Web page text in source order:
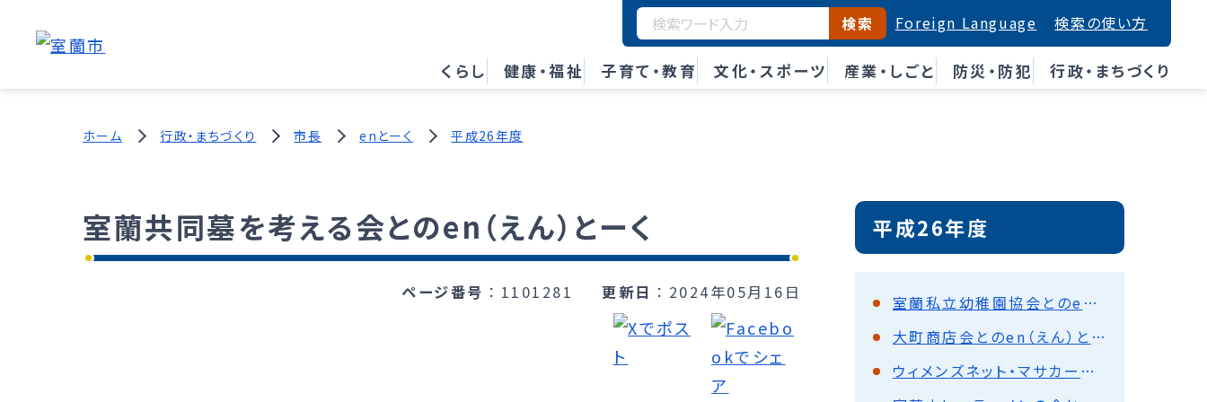
くらし 健康・福祉 子育て・教育 文化・スポーツ 産業・しごと 防災・防犯 行政・まちづくり
検索 Foreign Language 検索の使い方
ホーム 行政・まちづくり 市長 enとーく 平成26年度
室蘭共同墓を考える会とのen（えん）とーく
ページ番号 1101281 更新日 2024年05月16日
平成26年度
室蘭私立幼稚園協会とのen（えん）とーく
大町商店会とのen（えん）とーく
ウィメンズネット・マサカーネとのen（えん）とーく